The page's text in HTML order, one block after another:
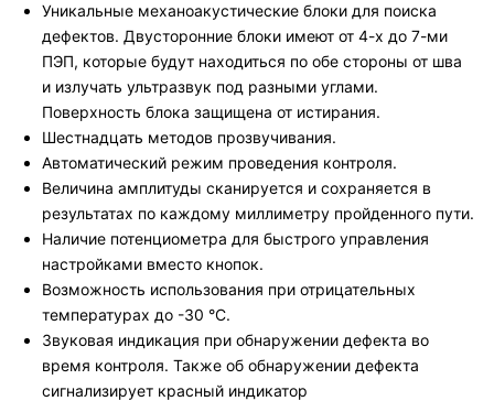
Уникальные механоакустические блоки для поиска
дефектов. Двусторонние блоки имеют от 4-х до 7-ми
ПЭП, которые будут находиться по обе стороны от шва
и излучать ультразвук под разными углами.
Поверхность блока защищена от истирания.
Шестнадцать методов прозвучивания.
Автоматический режим проведения контроля.
Величина амплитуды сканируется и сохраняется в
результатах по каждому миллиметру пройденного пути.
Наличие потенциометра для быстрого управления
настройками вместо кнопок.
Возможность использования при отрицательных
температурах до -30 °C.
Звуковая индикация при обнаружении дефекта во
время контроля. Также об обнаружении дефекта
сигнализирует красный индикатор